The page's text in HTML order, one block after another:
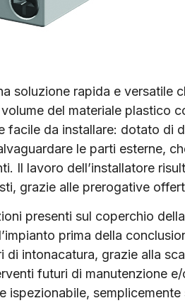
soluzione rapida e versatile
del materiale plastico
facile da installare: dotato di
le parti esterne,
Il lavoro dell’installatore
grazie alle prerogative
presenti sul coperchio
prima della
di intonacatura, grazie alla
futuri di manutenzione
ispezionabile,